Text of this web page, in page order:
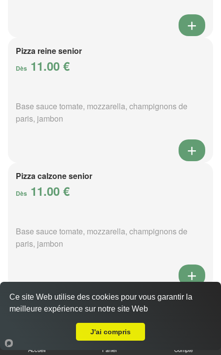
Pizza reine senior
Dès 11.00 €
Base sauce tomate, mozzarella, champignons de
paris, jambon
Pizza calzone senior
Dès 11.00 €
Base sauce tomate, mozzarella, champignons de
paris, jambon
Pizza 4 fromages senior
11.00 €
Accueil Panier Compte
Ce site Web utilise des cookies pour vous garantir la
meilleure expérience sur notre site Web
J'ai compris